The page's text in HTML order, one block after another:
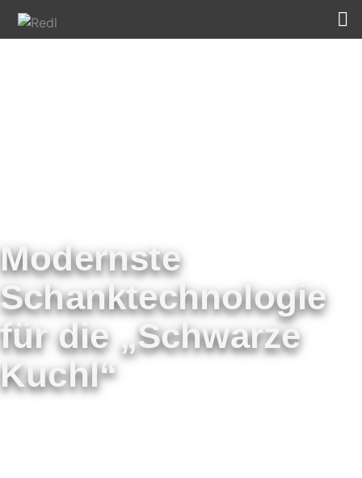
Modernste
Schanktechnologie
für die „Schwarze
Kuchl“